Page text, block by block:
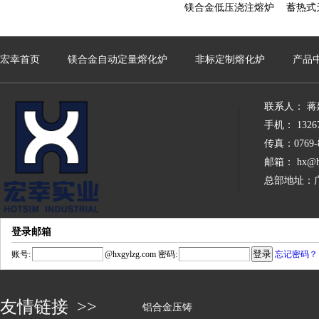
镁合金低压浇注熔炉 蓄热式
宏幸首页 镁合金自动定量熔化炉 非标定制熔化炉 产品
联系人： 蒋
手机：
传真：0769-
邮箱：
总部地址：
登录邮箱
账号: @hxgylzg.com 密码: 忘记密码？
友情链接 >> 铝合金压铸